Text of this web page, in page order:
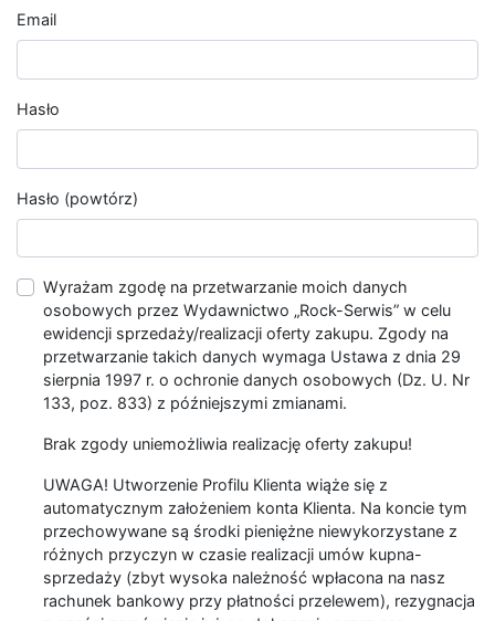
Email
Hasło
Hasło (powtórz)
Wyrażam zgodę na przetwarzanie moich danych
osobowych przez Wydawnictwo „Rock-Serwis” w celu
ewidencji sprzedaży/realizacji oferty zakupu. Zgody na
przetwarzanie takich danych wymaga Ustawa z dnia 29
sierpnia 1997 r. o ochronie danych osobowych (Dz. U. Nr
133, poz. 833) z późniejszymi zmianami.
Brak zgody uniemożliwia realizację oferty zakupu!
UWAGA! Utworzenie Profilu Klienta wiąże się z
automatycznym założeniem konta Klienta. Na koncie tym
przechowywane są środki pieniężne niewykorzystane z
różnych przyczyn w czasie realizacji umów kupna-
sprzedaży (zbyt wysoka należność wpłacona na nasz
rachunek bankowy przy płatności przelewem), rezygnacja